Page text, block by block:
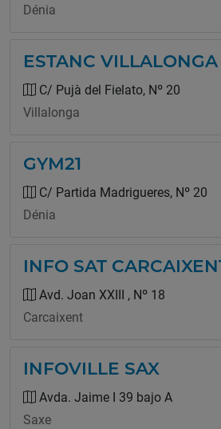
Dénia
ESTANC VILLALONGA
C/ Pujà del Fielato, Nº 20
Villalonga
GYM21
C/ Partida Madrigueres, Nº 20
Dénia
INFO SAT
Avd. Joan XXIII , Nº 18
Carcaixent
INFOVILLE SAX
Avda. Jaime I 39 bajo A
Saxe